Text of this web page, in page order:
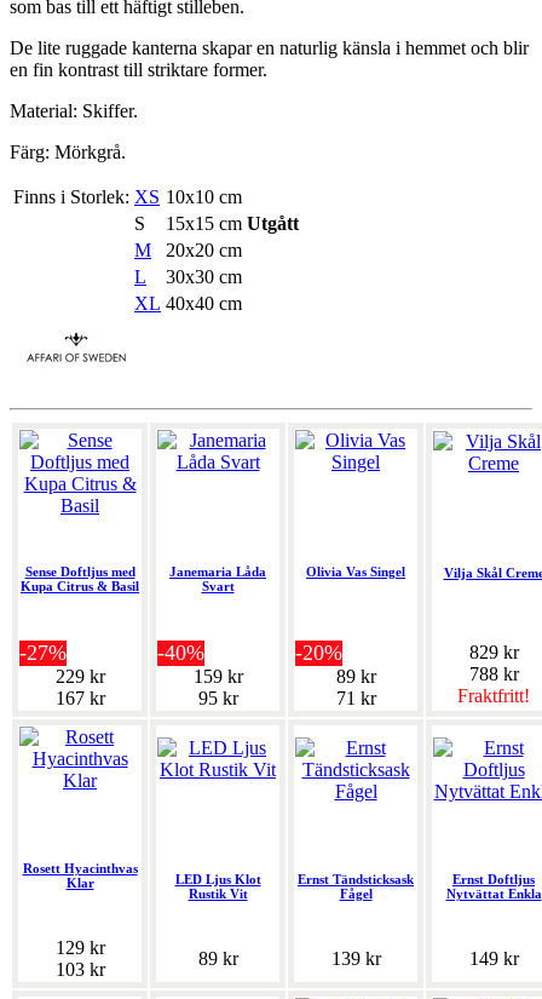
som bas till ett häftigt stilleben.
De lite ruggade kanterna skapar en naturlig känsla i hemmet och blir
en fin kontrast till striktare former.
Material: Skiffer.
Färg: Mörkgrå.
Finns i Storlek: XS 10x10 cm
S
15x15 cm Utgått
M
20x20 cm
L
30x30 cm
XL 40x40 cm
Sense Doftljus med
Kupa Citrus & Basil
-27%
229 kr
167 kr
Janemaria Låda
Svart
-40%
159 kr
95 kr
Olivia Vas Singel
-20%
89 kr
71 kr
Vilja Skål
829 kr
788 kr
Fraktfritt!
Rosett Hyacinthvas
Klar
129 kr
103 kr
LED Ljus Klot
Rustik Vit
89 kr
Ernst Tändsticksask
Fågel
139 kr
Ernst Doftljus
Nytvättat Enkla
149 kr